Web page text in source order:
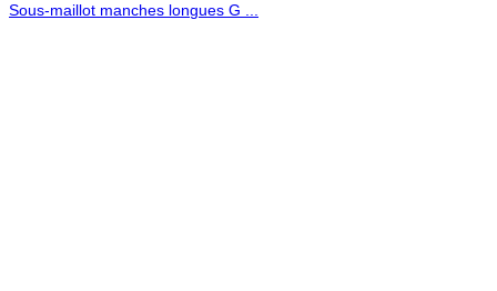
Sous-maillot manches longues G ...